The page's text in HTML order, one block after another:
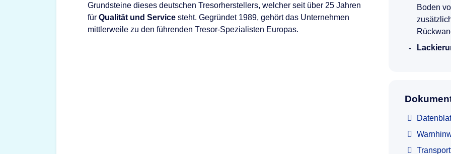
Grundsteine dieses deutschen Tresorherstellers, welcher seit über 25 Jahren
für Qualität und Service steht. Gegründet 1989, gehört das Unternehmen
mittlerweile zu den führenden Tresor-Spezialisten Europas.
Boden